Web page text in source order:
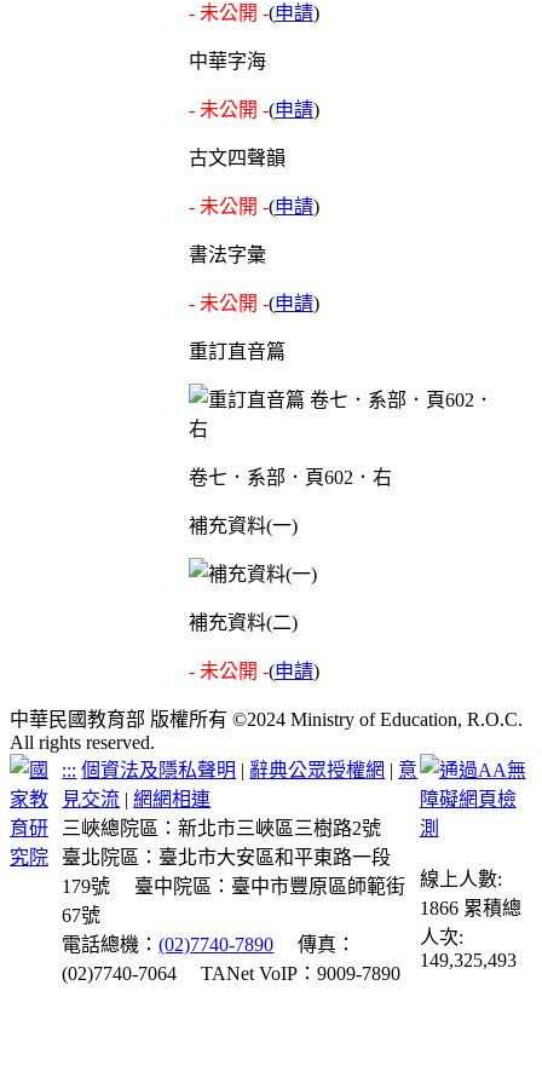
- 未公開 -(申請)
中華字海
- 未公開 -(申請)
古文四聲韻
- 未公開 -(申請)
書法字彙
- 未公開 -(申請)
重訂直音篇
卷七．系部．頁602．右
補充資料(一)
補充資料(二)
- 未公開 -(申請)
中華民國教育部 版權所有 ©2024 Ministry of Education, R.O.C.
All rights reserved.
::: 個資法及隱私聲明 | 辭典公眾授權網 | 意
見交流 |網網相連
三峽總院區：新北市三峽區三樹路2號
臺北院區：臺北市大安區和平東路一段
179號
臺中院區：臺中市豐原區師範街
67號
電話總機：(02)7740-7890
傳真：
(02)7740-7064
TANet VoIP：9009-7890
線上人數:
1866 累積總
人次:
149,325,493